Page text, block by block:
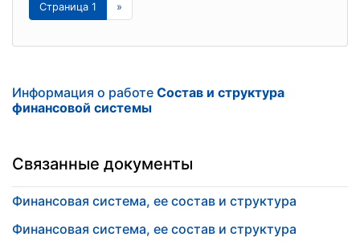
Страница 1 »
Информация о работе Состав и структура
финансовой системы
Связанные документы
Финансовая система, ее состав и структура
Финансовая система, ее состав и структура